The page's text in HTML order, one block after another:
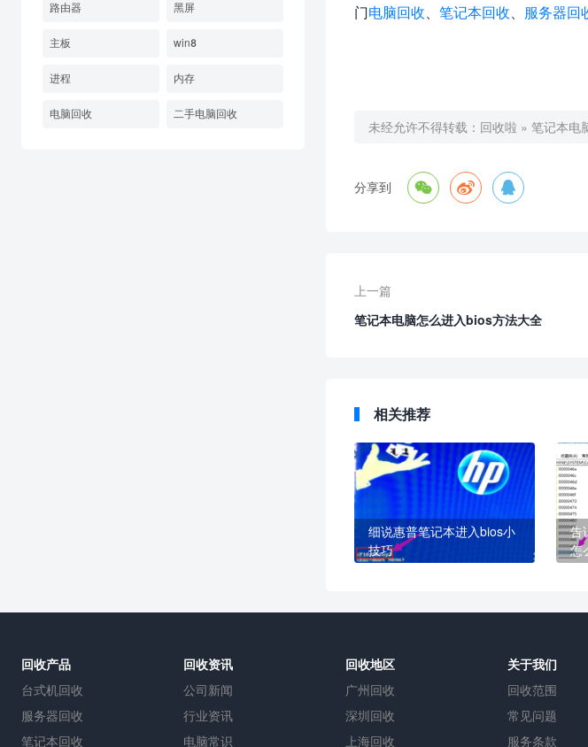
门电脑回收 笔记本回收 服务器回
未经允许不得转载： 回收啦 » 笔记本电
分享到   
上一篇
笔记本电脑怎么进入bios方法大全
相关推荐
细说惠普笔记本进入bios小
技巧
告
怎
路由器 黑屏
主板 win8
进程 内存
电脑回收 二手电脑回收
回收产品
台式机回收
服务器回收
笔记本回收
回收资讯
公司新闻
行业资讯
电脑常识
回收地区
广州回收
深圳回收
上海回收
关于我们
回收范围
常见问题
服务条款